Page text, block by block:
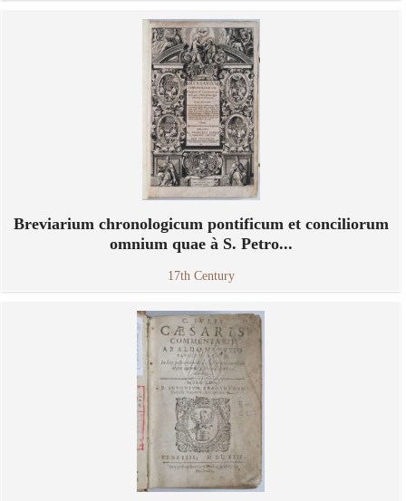
Breviarium chronologicum pontificum et conciliorum
omnium quae à S. Petro...
17th Century